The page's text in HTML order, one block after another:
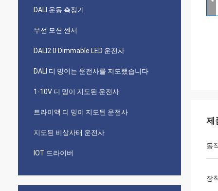
DALI 운동 측정기
무선 모션 센서
DALI2.0 Dimmable LED 운전사
DALI 디 밍이는 운전사를 지도했습니다
1-10V 디 밍이 지도된 운전사
트라이액 디 밍이 지도된 운전사
지도된 비상사태 운전사
IOT 드라이버
제
동
장